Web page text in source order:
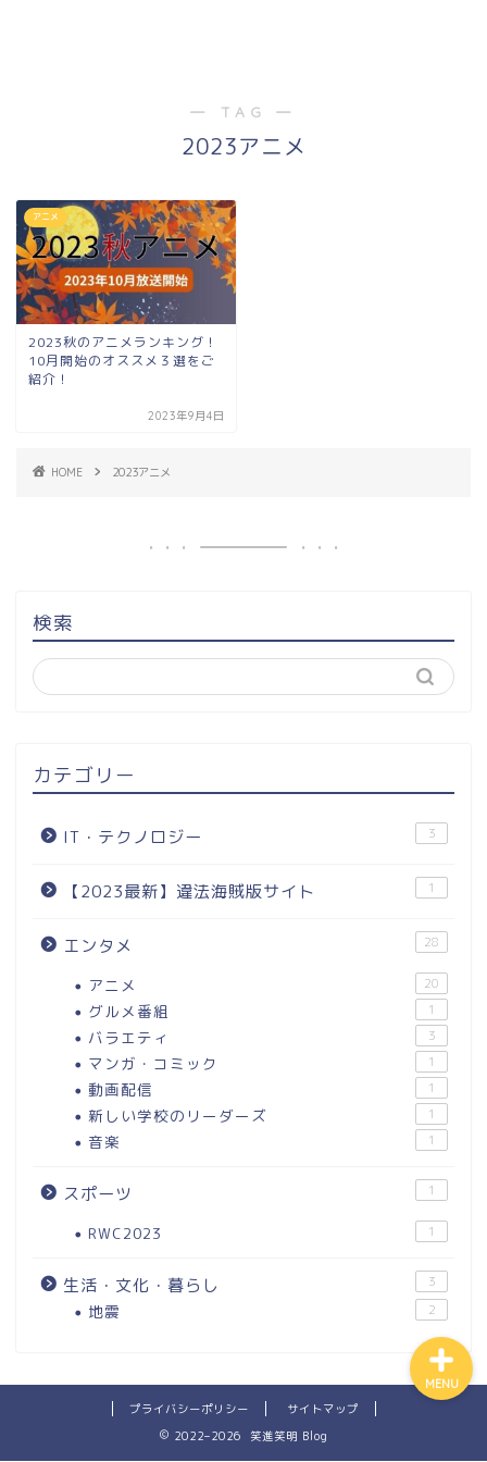
― TAG ―
2023アニメ
アニメ
2023秋のアニメランキング！
10月開始のオススメ３選をご
紹介！
2023年9月4日
HOME 2023アニメ
検索
カテゴリー
IT・テクノロジー 3
【2023最新】違法海賊版サイト 1
エンタメ 28
アニメ 20
グルメ番組 1
バラエティ 3
マンガ・コミック 1
動画配信 1
新しい学校のリーダーズ 1
音楽 1
スポーツ 1
RWC2023 1
生活・文化・暮らし 3
地震 2
プライバシーポリシー
サイトマップ
2022–2026 笑進笑明 Blog
MENU